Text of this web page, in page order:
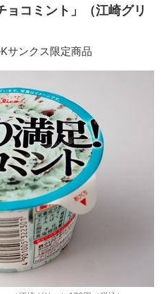
コミント」（江崎グリ
サンクス限定商品